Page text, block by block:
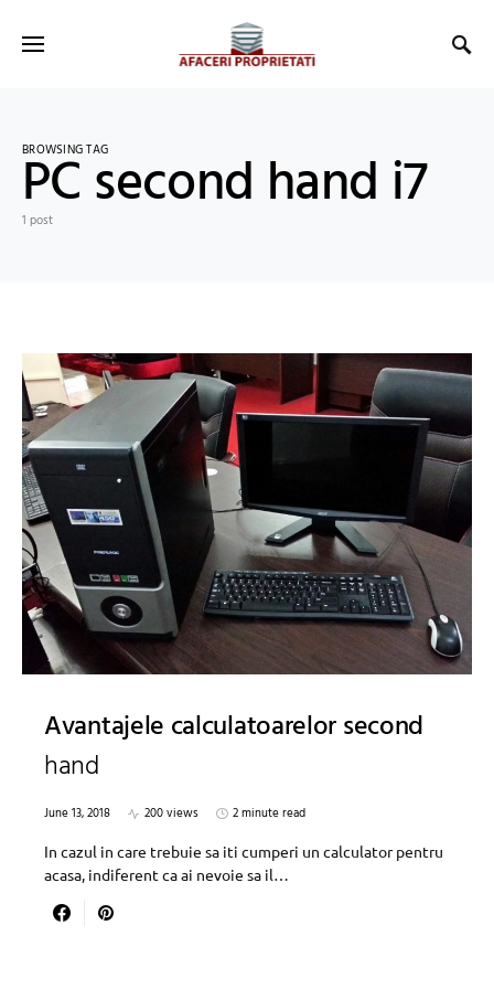
BROWSING TAG
PC second hand i7
1 post
Avantajele calculatoarelor second
hand
June 13, 2018 200 views
2 minute read
In cazul in care trebuie sa iti cumperi un calculator pentru
acasa, indiferent ca ai nevoie sa il…